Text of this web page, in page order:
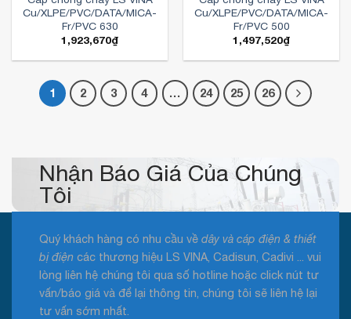
Cu/XLPE/PVC/DATA/MICA-
Fr/PVC 630
1,923,670₫
Cu/XLPE/PVC/DATA/MICA-
Fr/PVC 500
1,497,520₫
1 2 3 4 … 24 25 26
Nhận Báo Giá Của Chúng
Tôi
Quý khách hàng có nhu cầu về dây và cáp điện & thiết
bị điện các thương hiệu LS VINA, Cadisun, Cadivi ... vui
lòng liên hệ chúng tôi qua số hotline hoặc click nút tư
vấn/báo giá và để lại thông tin, chúng tôi sẽ liên hệ lại
tư vấn sớm nhất.